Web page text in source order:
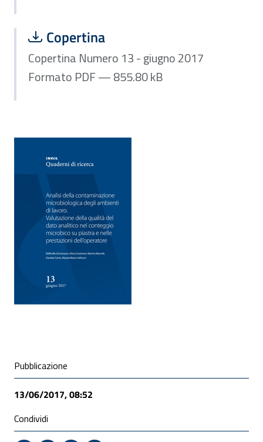
Scarica file:
Copertina
Formato PDF — Dimensione 855.80 kB
Copertina Numero 13 - giugno 2017
Formato PDF — 855.80 kB
ALLEGATI
Condivisione social
Pubblicazione
13/06/2017, 08:52
Condividi